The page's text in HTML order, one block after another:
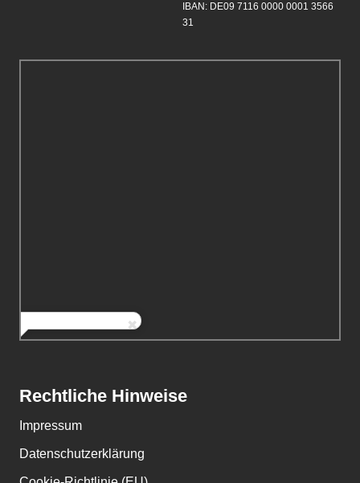
IBAN: DE09 7116 0000 0001 3566
31
Rechtliche Hinweise
Impressum
Datenschutzerklärung